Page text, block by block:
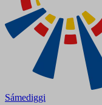
Sámediggi